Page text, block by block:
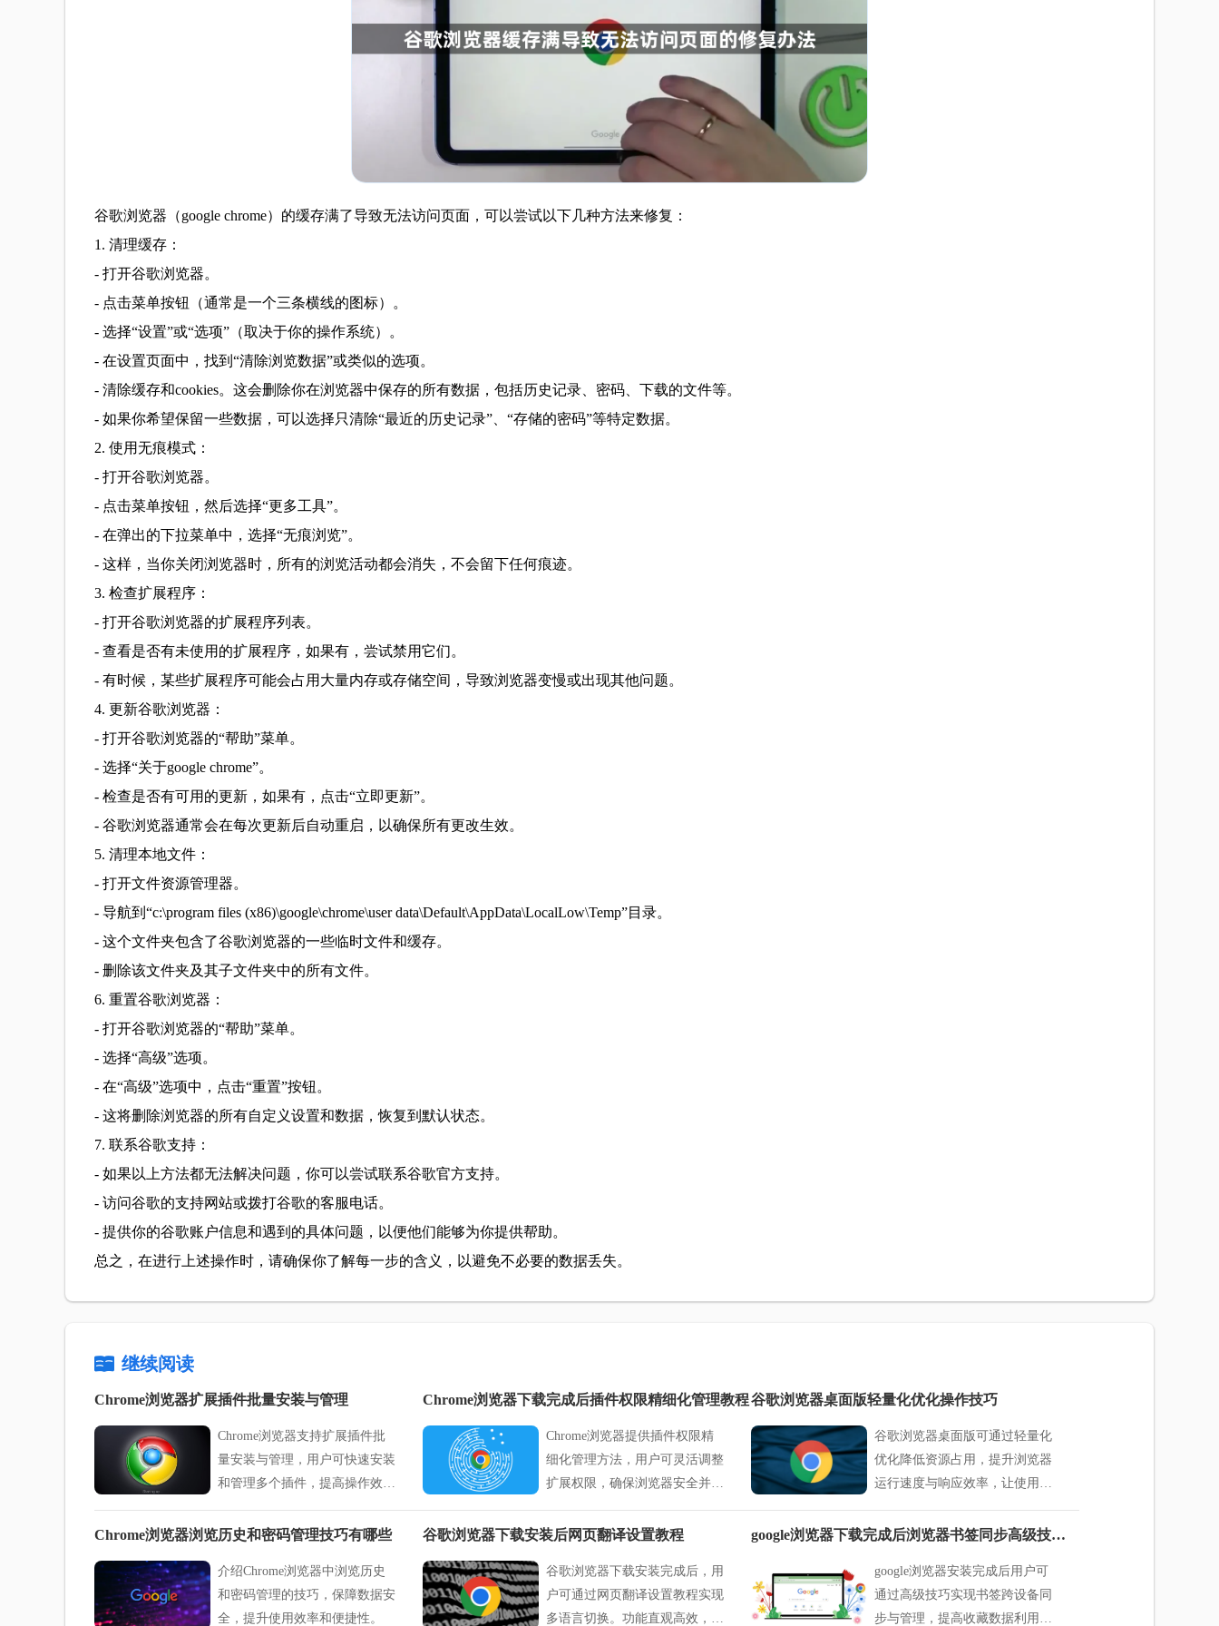
谷歌浏览器（google chrome）的缓存满了导致无法访问页面，可以尝试以下几种方法来修复：
1. 清理缓存：
- 打开谷歌浏览器。
- 点击菜单按钮（通常是一个三条横线的图标）。
- 选择“设置”或“选项”（取决于你的操作系统）。
- 在设置页面中，找到“清除浏览数据”或类似的选项。
- 清除缓存和cookies。这会删除你在浏览器中保存的所有数据，包括历史记录、密码、下载的文件等。
- 如果你希望保留一些数据，可以选择只清除“最近的历史记录”、“存储的密码”等特定数据。
2. 使用无痕模式：
- 打开谷歌浏览器。
- 点击菜单按钮，然后选择“更多工具”。
- 在弹出的下拉菜单中，选择“无痕浏览”。
- 这样，当你关闭浏览器时，所有的浏览活动都会消失，不会留下任何痕迹。
3. 检查扩展程序：
- 打开谷歌浏览器的扩展程序列表。
- 查看是否有未使用的扩展程序，如果有，尝试禁用它们。
- 有时候，某些扩展程序可能会占用大量内存或存储空间，导致浏览器变慢或出现其他问题。
4. 更新谷歌浏览器：
- 打开谷歌浏览器的“帮助”菜单。
- 选择“关于google chrome”。
- 检查是否有可用的更新，如果有，点击“立即更新”。
- 谷歌浏览器通常会在每次更新后自动重启，以确保所有更改生效。
5. 清理本地文件：
- 打开文件资源管理器。
- 导航到“c:\program files (x86)\google\chrome\user data\Default\AppData\LocalLow\Temp”目录。
- 这个文件夹包含了谷歌浏览器的一些临时文件和缓存。
- 删除该文件夹及其子文件夹中的所有文件。
6. 重置谷歌浏览器：
- 打开谷歌浏览器的“帮助”菜单。
- 选择“高级”选项。
- 在“高级”选项中，点击“重置”按钮。
- 这将删除浏览器的所有自定义设置和数据，恢复到默认状态。
7. 联系谷歌支持：
- 如果以上方法都无法解决问题，你可以尝试联系谷歌官方支持。
- 访问谷歌的支持网站或拨打谷歌的客服电话。
- 提供你的谷歌账户信息和遇到的具体问题，以便他们能够为你提供帮助。
总之，在进行上述操作时，请确保你了解每一步的含义，以避免不必要的数据丢失。
继续阅读
Chrome浏览器扩展插件批量安装与管理
Chrome浏览器支持扩展插件批
量安装与管理，用户可快速安装
和管理多个插件，提高操作效率
和浏览器功能扩展能力。
Chrome浏览器下载完成后插件权限精细化管理教程
Chrome浏览器提供插件权限精
细化管理方法，用户可灵活调整
扩展权限，确保浏览器安全并优
化插件功能使用。
谷歌浏览器桌面版轻量化优化操作技巧
谷歌浏览器桌面版可通过轻量化
优化降低资源占用，提升浏览器
运行速度与响应效率，让使用更
加顺畅高效。
Chrome浏览器浏览历史和密码管理技巧有哪些
介绍Chrome浏览器中浏览历史
和密码管理的技巧，保障数据安
全，提升使用效率和便捷性。
谷歌浏览器下载安装后网页翻译设置教程
谷歌浏览器下载安装完成后，用
户可通过网页翻译设置教程实现
多语言切换。功能直观高效，提
google浏览器下载完成后浏览器书签同步高级技巧教程
google浏览器安装完成后用户可
通过高级技巧实现书签跨设备同
步与管理，提高收藏数据利用效